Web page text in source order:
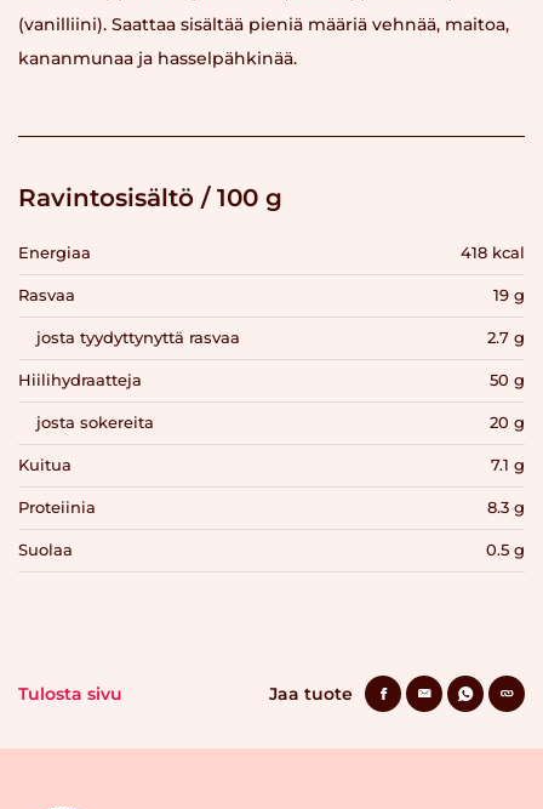
(vanilliini). Saattaa sisältää pieniä määriä vehnää, maitoa,
kananmunaa ja hasselpähkinää.
Ravintosisältö / 100 g
Energiaa 418 kcal
Rasvaa 19 g
josta tyydyttynyttä rasvaa 2.7 g
Hiilihydraatteja 50 g
josta sokereita 20 g
Kuitua 7.1 g
Proteiinia 8.3 g
Suolaa 0.5 g
Tulosta sivu Jaa tuote